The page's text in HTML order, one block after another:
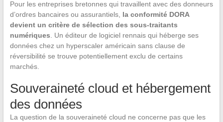
Pour les entreprises bretonnes qui travaillent avec des donneurs
d’ordres bancaires ou assurantiels, la conformité DORA
devient un critère de sélection des sous-traitants
numériques . Un éditeur de logiciel rennais qui héberge ses
données chez un hyperscaler américain sans clause de
réversibilité se trouve potentiellement exclu de certains
marchés.
Souveraineté cloud et hébergement
des données
La question de la souveraineté cloud ne concerne pas que les